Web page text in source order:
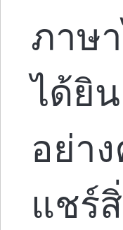
ภาษ
ได้ยิ
อย่า
แชร์